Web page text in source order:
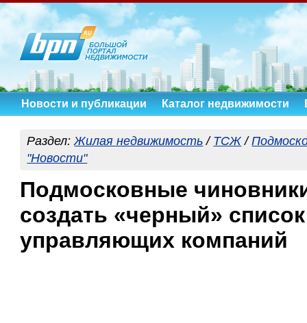
Новости и публикации Каталог недвижимости
Раздел:Жилая недвижимость / ТСЖ /
"Новости"
Подмосковные
создать «черный» список
управляющих компаний